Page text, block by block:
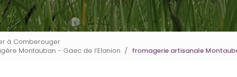
à Comberouger
Montauban - Gaec de l’Elanion
fromagerie artisanale